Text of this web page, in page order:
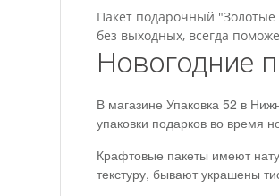
Пакет подарочный
без выходных, всегда
Новогодние
В магазине Упаковка 52 в
упаковки подарков во время
Крафтовые пакеты имеют
текстуру, бывают украшены